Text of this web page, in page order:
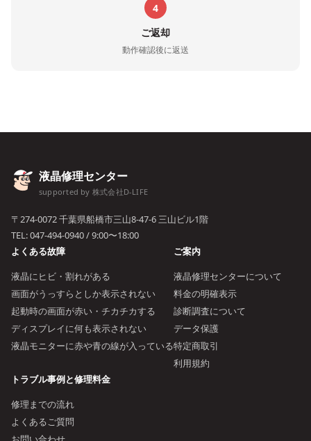
4
ご返却
動作確認後に返送
液晶修理センター
supported by 株式会社D-LIFE
〒274-0072 千葉県船橋市三山8-47-6 三山ビル1階
TEL:047-494-0940/ 9:00〜18:00
よくある故障
液晶にヒビ・割れがある
画面がうっすらとしか表示されない
起動時の画面が赤い・チカチカする
ディスプレイに何も表示されない
液晶モニターに赤や青の線が入っている
ご案内
液晶修理センターについて
料金の明確表示
診断調査について
データ保護
特定商取引
利用規約
トラブル事例と修理料金
修理までの流れ
よくあるご質問